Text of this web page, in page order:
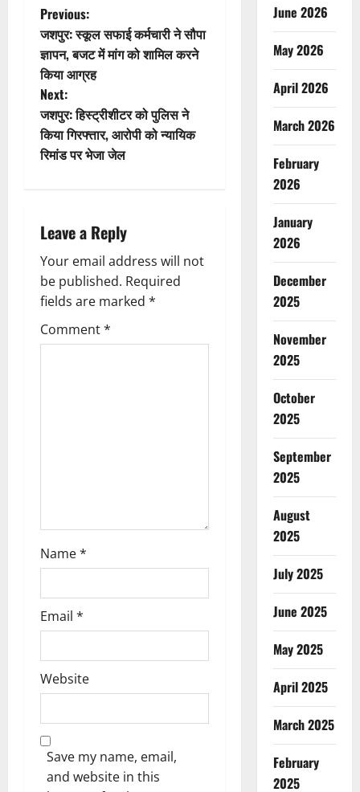
P
o
s
t
n
v
i
g
a
t
Previous:
जशपुर: स्कूल सफाई कर्मचारी ने सौपा
ज्ञापन, बजट में मांग को शामिल करने
किया आग्रह
Next:
जशपुर: हिस्ट्रीशीटर को पुलिस ने
किया गिरफ्त्तार, आरोपी को न्यायिक
रिमांड पर भेजा जेल
Leave a Reply
Your email address will not
be published. Required
fields are marked *
Comment*
Name*
Email *
Website
Save my name, email,
and website in this
June 2026
May 2026
April 2026
March 2026
February
2026
January
2026
December
2025
November
2025
October
2025
September
2025
August
2025
July 2025
June 2025
May 2025
April 2025
March 2025
February
2025